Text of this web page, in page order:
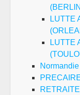
LUTTE
LUTTE
Normandie